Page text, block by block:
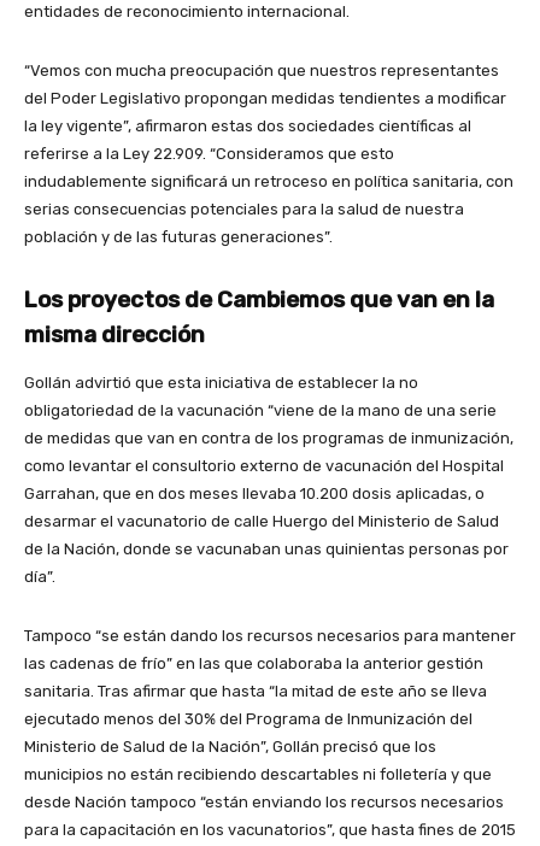
entidades de reconocimiento internacional.
“Vemos con mucha preocupación que nuestros representantes
del Poder Legislativo propongan medidas tendientes a modificar
la ley vigente”, afirmaron estas dos sociedades científicas al
referirse a la Ley 22.909. “Consideramos que esto
indudablemente significará un retroceso en política sanitaria, con
serias consecuencias potenciales para la salud de nuestra
población y de las futuras generaciones”.
Los proyectos de Cambiemos que van en la
misma dirección
Gollán advirtió que esta iniciativa de establecer la no
obligatoriedad de la vacunación “viene de la mano de una serie
de medidas que van en contra de los programas de inmunización,
como levantar el consultorio externo de vacunación del Hospital
Garrahan, que en dos meses llevaba 10.200 dosis aplicadas, o
desarmar el vacunatorio de calle Huergo del Ministerio de Salud
de la Nación, donde se vacunaban unas quinientas personas por
día”.
Tampoco “se están dando los recursos necesarios para mantener
las cadenas de frío” en las que colaboraba la anterior gestión
sanitaria. Tras afirmar que hasta “la mitad de este año se lleva
ejecutado menos del 30% del Programa de Inmunización del
Ministerio de Salud de la Nación”, Gollán precisó que los
municipios no están recibiendo descartables ni folletería y que
desde Nación tampoco “están enviando los recursos necesarios
para la capacitación en los vacunatorios”, que hasta fines de 2015